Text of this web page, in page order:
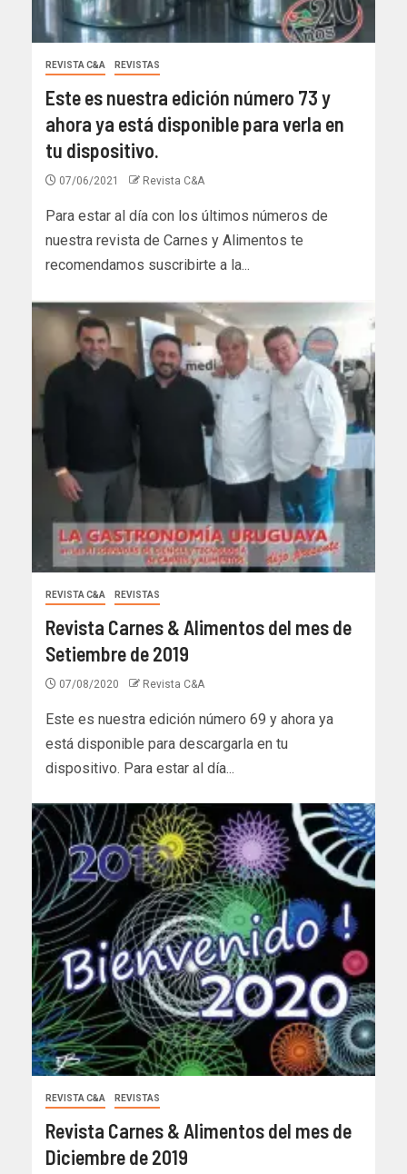
REVISTA C&A REVISTAS
Este es nuestra edición número 73 y
ahora ya está disponible para verla en
tu dispositivo.
07/06/2021 Revista C&A
Para estar al día con los últimos números de
nuestra revista de Carnes y Alimentos te
recomendamos suscribirte a la...
REVISTA C&A REVISTAS
Revista Carnes & Alimentos del mes de
Setiembre de 2019
07/08/2020 Revista C&A
Este es nuestra edición número 69 y ahora ya
está disponible para descargarla en tu
dispositivo. Para estar al día...
REVISTA C&A REVISTAS
Revista Carnes & Alimentos del mes de
Diciembre de 2019